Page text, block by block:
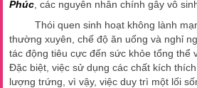
Phúc , các nguyên nhân chính gây vô
Thói quen sinh hoạt không lành
thường xuyên, chế độ ăn uống và nghỉ
tác động tiêu cực đến sức khỏe tổng thể
Đặc biệt, việc sử dụng các chất kích
lượng trứng, vì vậy, việc duy trì một lối